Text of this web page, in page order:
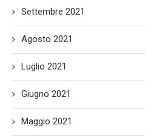
Settembre 2021
Agosto 2021
Luglio 2021
Giugno 2021
Maggio 2021